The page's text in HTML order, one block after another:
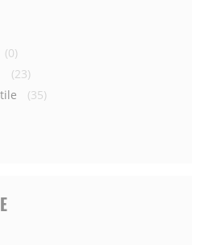
(0)
(23)
(35)